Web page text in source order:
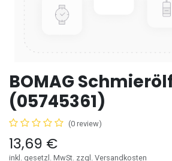
BOMAG
(05745361)
(0 review)
13,69 €
inkl. gesetzl. MwSt. zzgl. Versandkosten